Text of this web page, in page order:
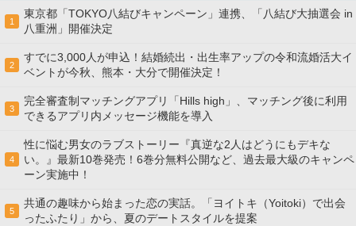
1
東京都「TOKYO八結びキャンペーン」連携、「八結び大抽選会 in
八重洲」開催決定
2
すでに3,000人が申込！結婚続出・出生率アップの令和流婚活大イ
ベントが今秋、熊本・大分で開催決定！
3
完全審査制マッチングアプリ「Hills high」、マッチング後に利用
できるアプリ内メッセージ機能を導入
4
性に悩む男女のラブストーリー『真逆な2人はどうにもデキな
い。』最新10巻発売！6巻分無料公開など、過去最大級のキャンペ
ーン実施中！
5
共通の趣味から始まった恋の実話。「ヨイトキ（Yoitoki）で出会
ったふたり」から、夏のデートスタイルを提案